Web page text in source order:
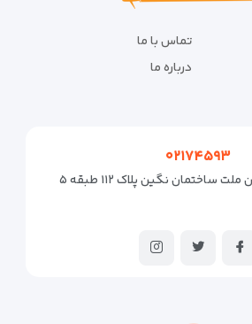
تماس با ما
درباره ما
۰۲۱۷۴۵۹۳
ساختمان نگین پلاک ۱۱۲ طبقه ۵